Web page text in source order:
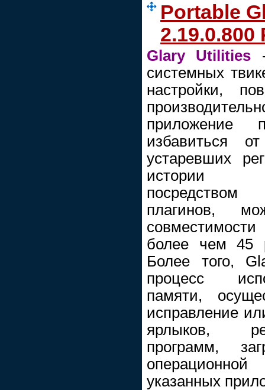
Portable
2.19.0.800
Glary Utilities
системных
настройки,
приложение
избавиться
устаревших
истории
плагинов,
более чем 45
Более того,
процесс
памяти,
исправление
ярлыков,
программ,
указанных